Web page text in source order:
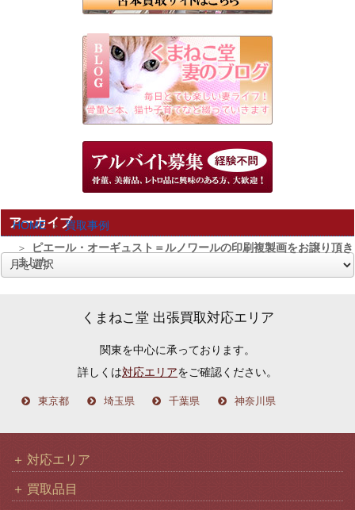
HOME
買取事例
ピエール・オーギュスト＝ルノワールの印刷複製画をお譲り頂き
ました
アーカイブ
くまねこ堂 出張買取対応エリア
関東を中心に承っております。
詳しくは対応エリアをご確認ください。
東京都 埼玉県 千葉県 神奈川県
対応エリア
買取品目